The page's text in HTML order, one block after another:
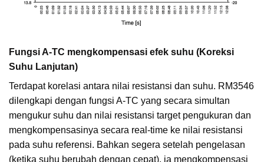
Fungsi A-TC mengkompensasi efek suhu (Koreksi
Suhu Lanjutan)
Terdapat korelasi antara nilai resistansi dan suhu. RM3546
dilengkapi dengan fungsi A-TC yang secara simultan
mengukur suhu dan nilai resistansi target pengukuran dan
mengkompensasinya secara real-time ke nilai resistansi
pada suhu referensi. Bahkan segera setelah pengelasan
(ketika suhu berubah dengan cepat), ia mengkompensasi